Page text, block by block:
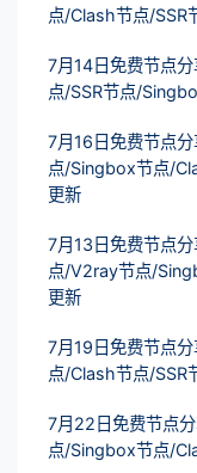
点/Clash节点/SSR
7月14日免费节点
点/SSR节点/
7月16日免费节点
点/Singbox节点/
更新
7月13日免费节点
点/V2ray节点/
更新
7月19日免费节点
点/Clash节点/SSR
7月22日免费节点
点/Singbox节点/